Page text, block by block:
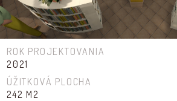
ROK PROJEKTOVANIA
2021
ÚŽITKOVÁ PLOCHA
242 M2